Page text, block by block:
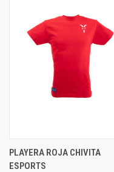
PLAYERA ROJA CHIVITA
ESPORTS